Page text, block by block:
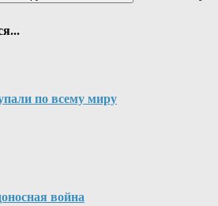
по всему миру
война